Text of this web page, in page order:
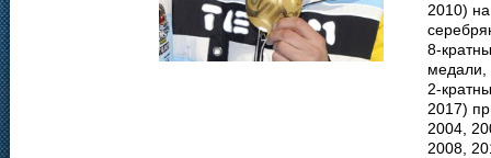
2010)
8-
медали,
2-
2017)
2004,
2008,